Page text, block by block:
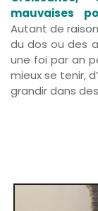
mauvaises
Autant de
du dos ou des
une foi par an
mieux se tenir,
grandir dans